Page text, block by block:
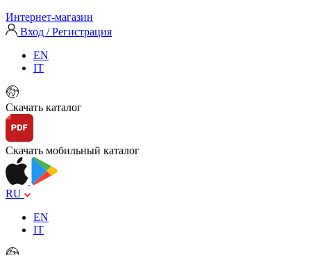
Интернет-магазин
Вход / Регистрация
EN
IT
Скачать каталог
Скачать мобильный каталог
RU
EN
IT